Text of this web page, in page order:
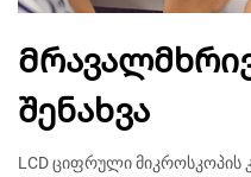
შენახვა
LCD ციფრული მიკროსკოპის